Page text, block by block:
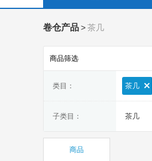
卷仓产品>茶几
商品筛选
类目： 茶几
子类目： 茶几
商品